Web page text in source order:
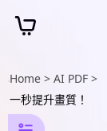
Home > AI PDF >
一秒提升畫質！
照
片